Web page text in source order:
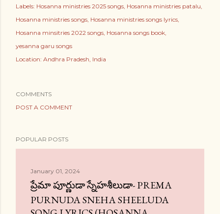
Labels: Hosanna ministries 2025 songs Hosanna ministries patalu
Hosanna ministries songs Hosanna ministries songs lyrics
Hosanna minsitries 2022 songs Hosanna songs book
yesanna garu songs
Location: Andhra Pradesh, India
COMMENTS
POST A COMMENT
POPULAR POSTS
January 01, 2024
ప్రేమా పూర్ణుడా స్నేహశీలుడా- PREMA
PURNUDA SNEHA SHEELUDA